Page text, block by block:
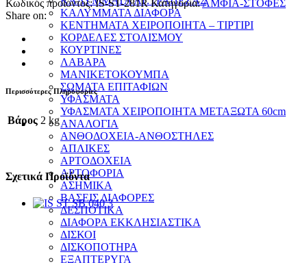
ΚΑΛΥΜΜΑΤΑ ΔΙΑΦΟΡΑ
ΚΕΝΤΗΜΑΤΑ ΧΕΙΡΟΠΟΙΗΤΑ – ΤΙΡΤΙΡΙ
ΚΟΡΔΕΛΕΣ ΣΤΟΛΙΣΜΟΥ
ΚΟΥΡΤΙΝΕΣ
ΛΑΒΑΡΑ
ΜΑΝΙΚΕΤΟΚΟΥΜΠΑ
ΣΩΜΑΤΑ ΕΠΙΤΑΦΙΩΝ
ΥΦΑΣΜΑΤΑ
ΥΦΑΣΜΑΤΑ ΧΕΙΡΟΠΟΙΗΤΑ ΜΕΤΑΞΩΤΑ 60cm
ΑΝΑΛΟΓΙΑ
ΑΝΘΟΔΟΧΕΙΑ-ΑΝΘΟΣΤΗΛΕΣ
ΑΠΛΙΚΕΣ
ΑΡΤΟΔΟΧΕΙΑ
ΑΡΤΟΦΟΡΙΑ
ΑΣΗΜΙΚΑ
ΒΑΣΕΙΣ ΔΙΑΦΟΡΕΣ
ΔΕΣΠΟΤΙΚΑ
ΔΙΑΦΟΡΑ ΕΚΚΛΗΣΙΑΣΤΙΚΑ
ΔΙΣΚΟΙ
ΔΙΣΚΟΠΟΤΗΡΑ
ΕΞΑΠΤΕΡΥΓΑ
Κωδικός προϊόντος:IS-ST-281R Κατηγορία:ΑΜΦΙΑ-ΣΤΟΦΕΣ
Share on:
Περισσότερες Πληροφορίες
Βάρος 2 kg
Σχετικά Προϊόντα